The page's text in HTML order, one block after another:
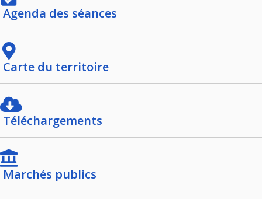
Agenda des séances
Carte du territoire
Téléchargements
Marchés publics